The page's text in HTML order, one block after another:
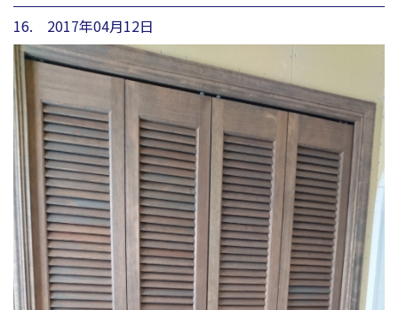
16. 2017年04月12日